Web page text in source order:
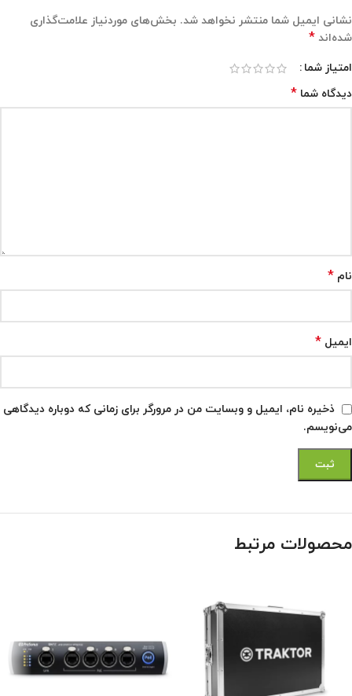
نشانی ایمیل شما منتشر نخواهد شد. بخش‌های موردنیاز علامت‌گذاری
شده‌اند *
امتیاز شما
دیدگاه شما *
نام *
ایمیل *
ذخیره نام، ایمیل و وبسایت من در مرورگر برای زمانی که دوباره دیدگاهی
می‌نویسم.
محصولات مرتبط